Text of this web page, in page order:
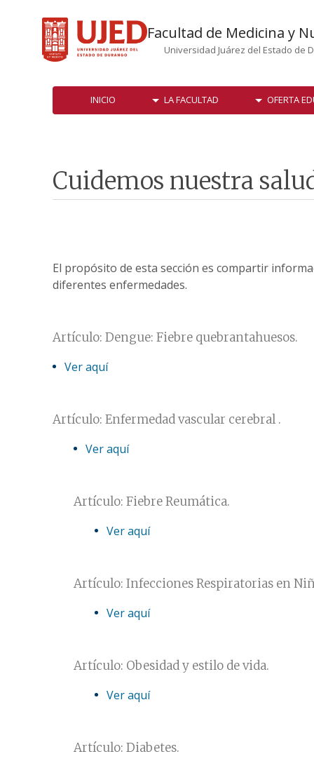
Facultad de Medicina y
Universidad Juárez del Estado de
INICIO LA FACULTAD OFERTA
Cuidemos nuestra
El propósito de esta sección es compartir
diferentes enfermedades.
Artículo: Dengue: Fiebre quebrantahuesos.
Ver aquí
Artículo: Enfermedad vascular cerebral .
Ver aquí
Artículo: Fiebre Reumática.
Ver aquí
Artículo: Infecciones Respiratorias en
Ver aquí
Artículo: Obesidad y estilo de vida.
Ver aquí
Artículo: Diabetes.